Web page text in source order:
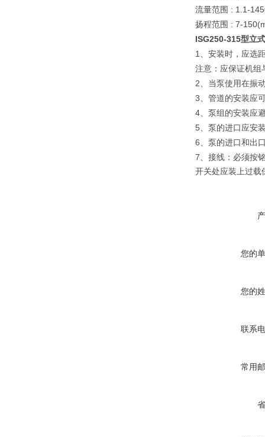
流量范围 : 1.1-
扬程范围 : 7-
ISG250-315型立
1 、安装时，应选
注意：应保证机组
2、当泵使用在振
3、管道的安装应
4、泵组的安装应
5、泵的进口应安
6、泵的进口和出
7、接线：必须按
开关处应装上过载
您的
您的
联系
常用